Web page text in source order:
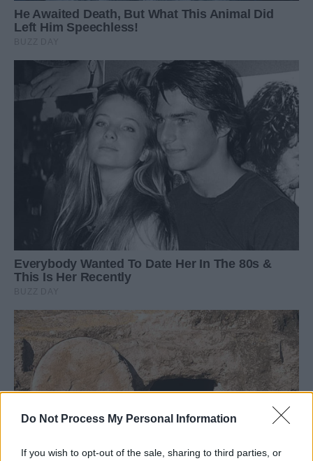
Do Not Process My Personal Information
If you wish to opt-out of the sale, sharing to third parties, or